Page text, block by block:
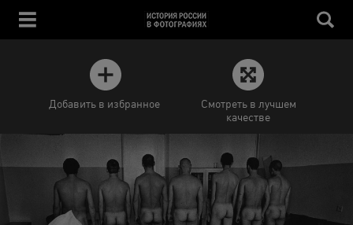
Добавить в избранное
Смотреть в лучшем
качестве